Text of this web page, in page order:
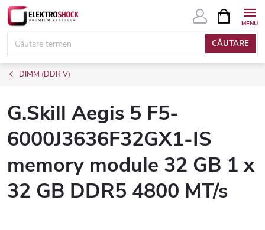
Treci
conținut
CĂUTARE
COŞ
DE
DIMM (DDR V)
G.Skill Aegis 5 F5-
6000J3636F32GX1-IS
memory module 32 GB 1 x
32 GB DDR5 4800 MT/s